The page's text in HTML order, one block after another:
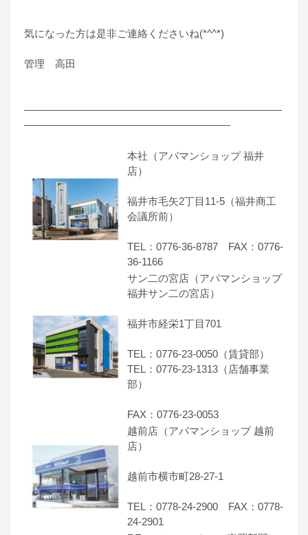
気になった方は是非ご連絡くださいね(*^^*)
管理 高田
―――――――――――――――――――――――――
――――――――――――――――――――
本社（アパマンショップ 福井
店）
福井市毛矢2丁目11-5（福井商工
会議所前）
TEL：0776-36-8787 FAX：0776-
36-1166
サン二の宮店（アパマンショップ
福井サン二の宮店）
福井市経栄1丁目701
TEL：0776-23-0050（賃貸部）
TEL：0776-23-1313（店舗事業
部）
FAX：0776-23-0053
越前店（アパマンショップ 越前
店）
越前市横市町28-27-1
TEL：0778-24-2900 FAX：0778-
24-2901